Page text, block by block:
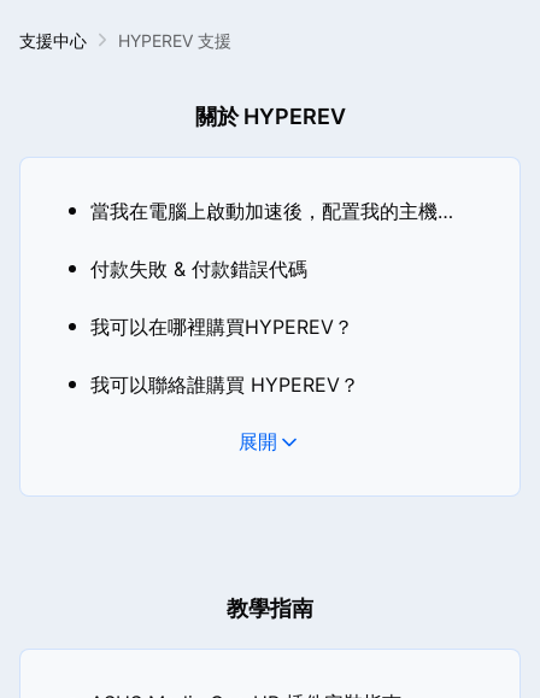
支援中心 HYPEREV 支援
關於 HYPEREV
當我在電腦上啟動加速後，配置我的主機時看到「IP 位址衝突」該怎麼辦？
付款失敗 & 付款錯誤代碼
我可以在哪裡購買HYPEREV？
我可以聯絡誰購買 HYPEREV？
展開
教學指南